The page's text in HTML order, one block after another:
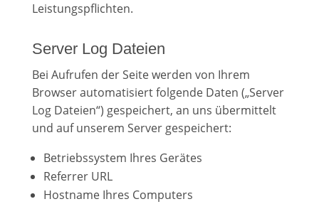
Leistungspflichten.
Server Log Dateien
Bei Aufrufen der Seite werden von Ihrem
Browser automatisiert folgende Daten („Server
Log Dateien“) gespeichert, an uns übermittelt
und auf unserem Server gespeichert:
Betriebssystem Ihres Gerätes
Referrer URL
Hostname Ihres Computers